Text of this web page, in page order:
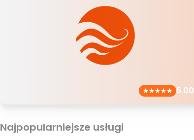
5.00
Najpopularniejsze usługi